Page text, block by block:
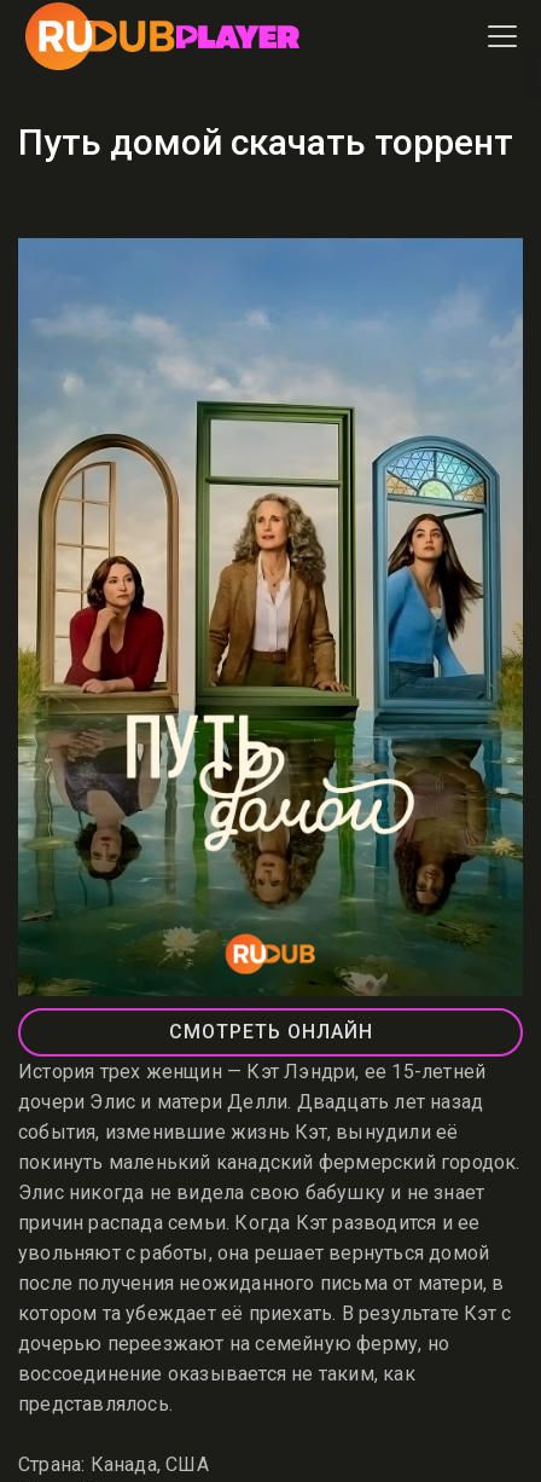
Путь домой скачать торрент
СМОТРЕТЬ ОНЛАЙН
История трех женщин — Кэт Лэндри, ее 15-летней
дочери Элис и матери Делли. Двадцать лет назад
события, изменившие жизнь Кэт, вынудили её
покинуть маленький канадский фермерский городок.
Элис никогда не видела свою бабушку и не знает
причин распада семьи. Когда Кэт разводится и ее
увольняют с работы, она решает вернуться домой
после получения неожиданного письма от матери, в
котором та убеждает её приехать. В результате Кэт с
дочерью переезжают на семейную ферму, но
воссоединение оказывается не таким, как
представлялось.
Страна: Канада, США